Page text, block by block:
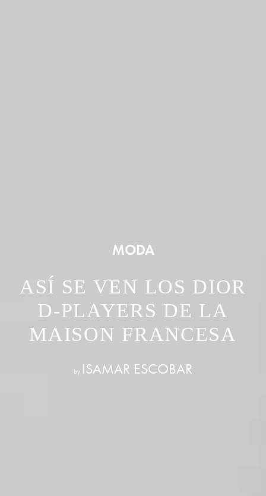
MODA
ASÍ SE VEN LOS DIOR
D-PLAYERS DE LA
MAISON FRANCESA
by ISAMAR ESCOBAR